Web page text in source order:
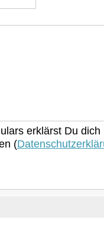
erklärst Du
(